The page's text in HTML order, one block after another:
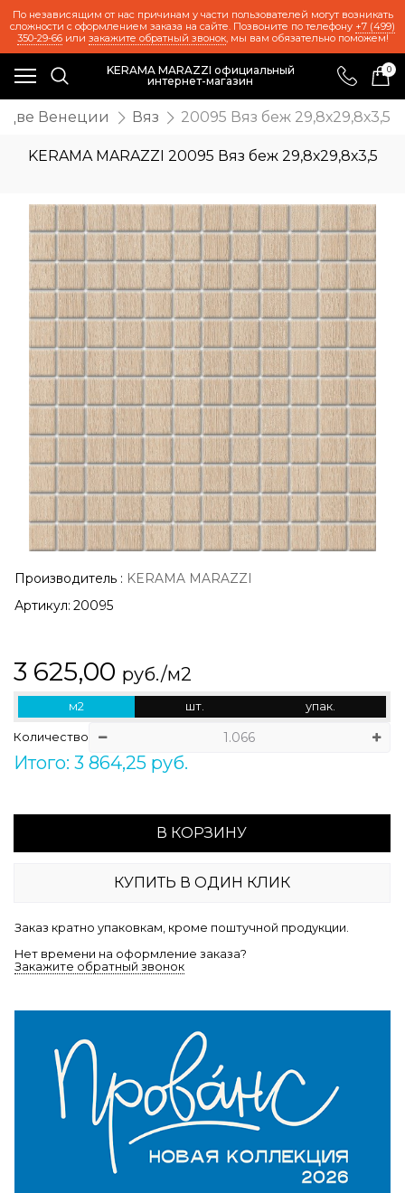
По независящим от нас причинам у части пользователей могут возникать
сложности с оформлением заказа на сайте. Позвоните по телефону +7 (499)
350-29-66или закажите обратный звонок, мы вам обязательно поможем!
KERAMA MARAZZI официальный
интернет-магазин
0
Две Венеции Вяз 20095 Вяз беж 29,8х29,8х3,5
KERAMA MARAZZI 20095 Вяз беж 29,8х29,8х3,5
Производитель : KERAMA MARAZZI
Артикул: 20095
3 625,00 руб./м2
м2 шт. упак.
Количество
Итого: 3 864,25 руб.
В КОРЗИНУ
КУПИТЬ В ОДИН КЛИК
Заказ кратно упаковкам, кроме поштучной продукции.
Нет времени на оформление заказа?
Закажите обратный звонок